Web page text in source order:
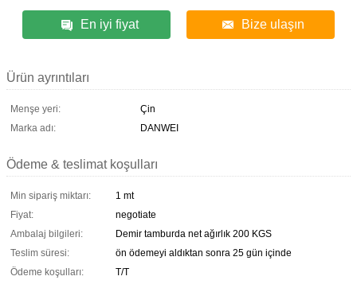
En iyi fiyat Bize ulaşın
Ürün ayrıntıları
Menşe yeri:
Çin
Marka adı:
DANWEI
Ödeme & teslimat koşulları
Min sipariş miktarı:
1 mt
Fiyat:
negotiate
Ambalaj bilgileri:
Demir tamburda net ağırlık 200 KGS
Teslim süresi:
ön ödemeyi aldıktan sonra 25 gün içinde
Ödeme koşulları:
T/T